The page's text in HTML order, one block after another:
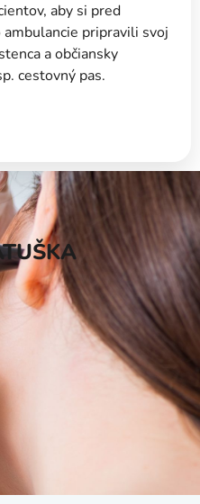
aby si pred
pripravili svoj
a občiansky
cestovný pas.